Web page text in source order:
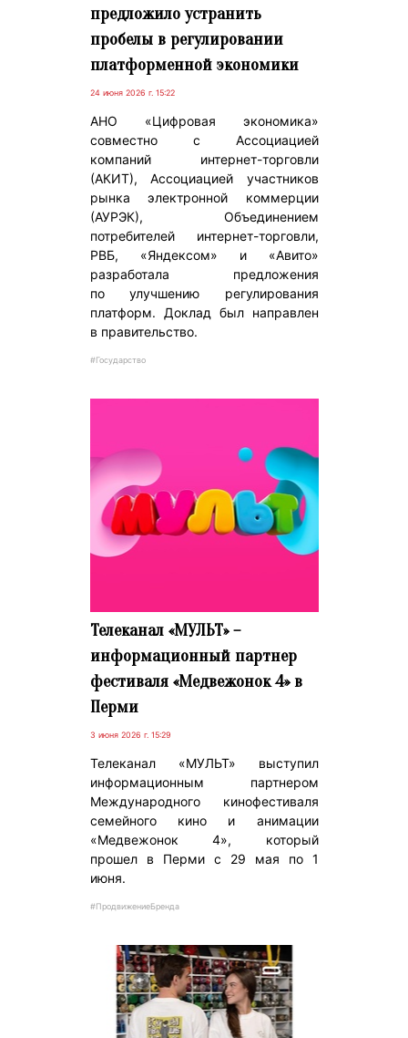
предложило устранить
пробелы в регулировании
платформенной экономики
24 июня 2026 г. 15:22
АНО «Цифровая экономика»
совместно с Ассоциацией
компаний интернет-торговли
(АКИТ), Ассоциацией участников
рынка электронной коммерции
(АУРЭК), Объединением
потребителей интернет-торговли,
РВБ, «Яндексом» и «Авито»
разработала предложения
по улучшению регулирования
платформ. Доклад был направлен
в правительство.
#Государство
Телеканал «МУЛЬТ» –
информационный партнер
фестиваля «Медвежонок 4» в
Перми
3 июня 2026 г. 15:29
Телеканал «МУЛЬТ» выступил
информационным партнером
Международного кинофестиваля
семейного кино и анимации
«Медвежонок 4», который
прошел в Перми с 29 мая по 1
июня.
#ПродвижениеБренда